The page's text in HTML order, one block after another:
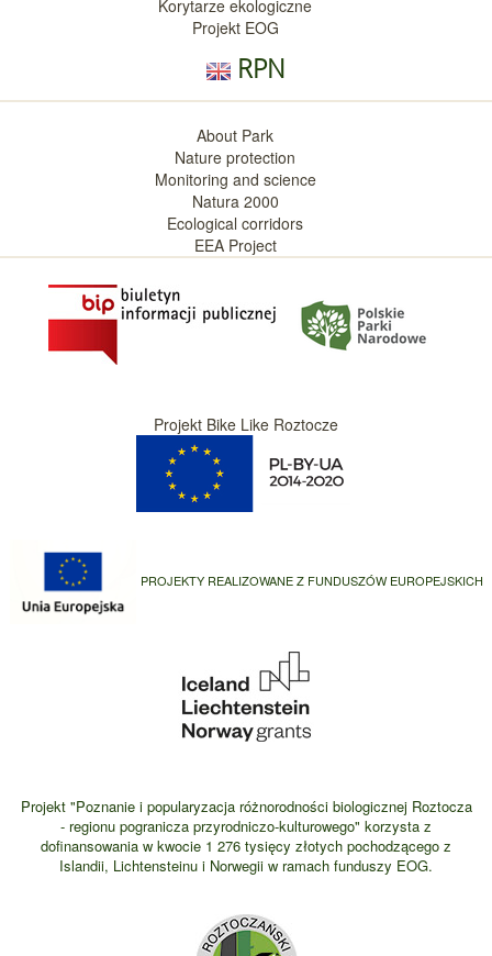
Korytarze ekologiczne
Projekt EOG
RPN
About Park
Nature protection
Monitoring and science
Natura 2000
Ecological corridors
EEA Project
Projekt Bike Like Roztocze
PROJEKTY REALIZOWANE Z FUNDUSZÓW EUROPEJSKICH
Projekt "Poznanie i popularyzacja różnorodności biologicznej Roztocza
- regionu pogranicza przyrodniczo-kulturowego" korzysta z
dofinansowania w kwocie 1 276 tysięcy złotych pochodzącego z
Islandii, Lichtensteinu i Norwegii w ramach funduszy EOG.